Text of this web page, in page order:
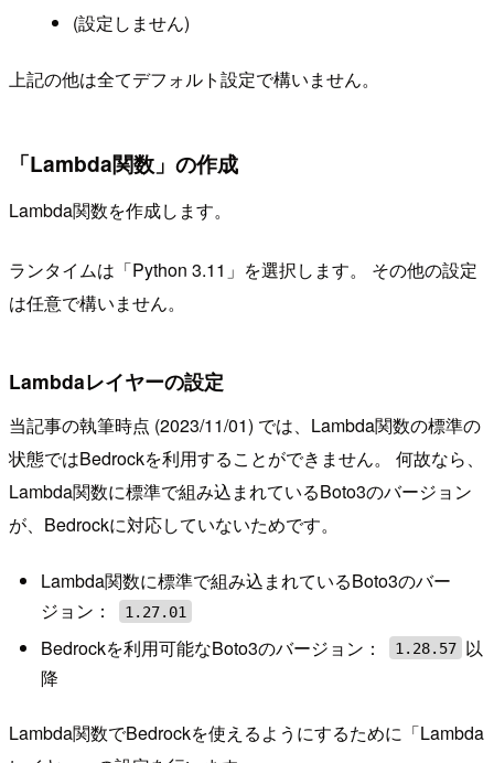
(設定しません)
上記の他は全てデフォルト設定で構いません。
「Lambda関数」の作成
Lambda関数を作成します。
ランタイムは「Python 3.11」を選択します。 その他の設定
は任意で構いません。
Lambdaレイヤーの設定
当記事の執筆時点 (2023/11/01) では、Lambda関数の標準の
状態ではBedrockを利用することができません。 何故なら、
Lambda関数に標準で組み込まれているBoto3のバージョン
が、Bedrockに対応していないためです。
Lambda関数に標準で組み込まれているBoto3のバー
ジョン：
1.27.01
Bedrockを利用可能なBoto3のバージョン： 1.28.57 以
降
Lambda関数でBedrockを使えるようにするために「Lambda